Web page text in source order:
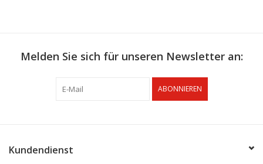
Melden Sie sich für unseren Newsletter an:
ABONNIEREN
Kundendienst